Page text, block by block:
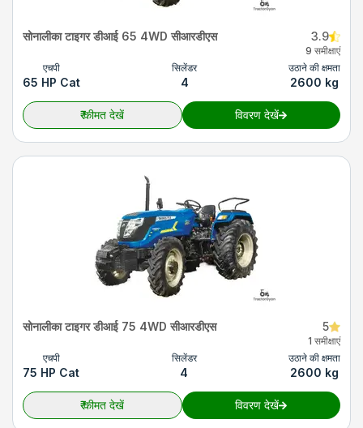
सोनालीका टाइगर डीआई 65 4WD सीआरडीएस 3.9
9 समीक्षाएं
एचपी
65 HP Cat
सिलेंडर
4
उठाने की क्षमता
2600 kg
₹कीमत देखें विवरण देखें
सोनालीका टाइगर डीआई 75 4WD सीआरडीएस 5
1 समीक्षाएं
एचपी
75 HP Cat
सिलेंडर
4
उठाने की क्षमता
2600 kg
₹कीमत देखें विवरण देखें